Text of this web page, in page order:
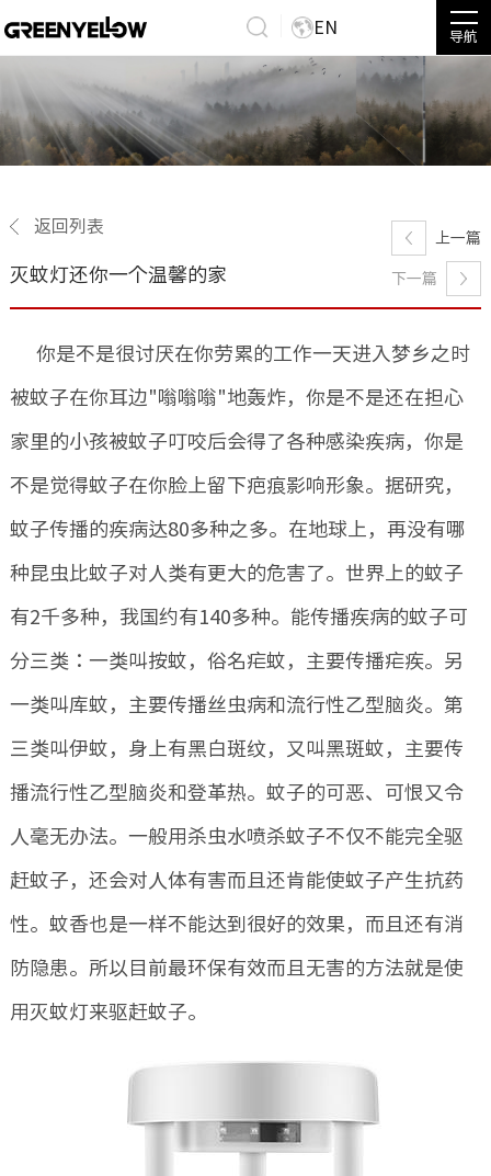
EN
导航
返回列表
灭蚊灯还你一个温馨的家
上一篇
下一篇
你是不是很讨厌在你劳累的工作一天进入梦乡之时
被蚊子在你耳边"嗡嗡嗡"地轰炸，你是不是还在担心
家里的小孩被蚊子叮咬后会得了各种感染疾病，你是
不是觉得蚊子在你脸上留下疤痕影响形象。据研究，
蚊子传播的疾病达80多种之多。在地球上，再没有哪
种昆虫比蚊子对人类有更大的危害了。世界上的蚊子
有2千多种，我国约有140多种。能传播疾病的蚊子可
分三类：一类叫按蚊，俗名疟蚊，主要传播疟疾。另
一类叫库蚊，主要传播丝虫病和流行性乙型脑炎。第
三类叫伊蚊，身上有黑白斑纹，又叫黑斑蚊，主要传
播流行性乙型脑炎和登革热。蚊子的可恶、可恨又令
人毫无办法。一般用杀虫水喷杀蚊子不仅不能完全驱
赶蚊子，还会对人体有害而且还肯能使蚊子产生抗药
性。蚊香也是一样不能达到很好的效果，而且还有消
防隐患。所以目前最环保有效而且无害的方法就是使
用灭蚊灯来驱赶蚊子。